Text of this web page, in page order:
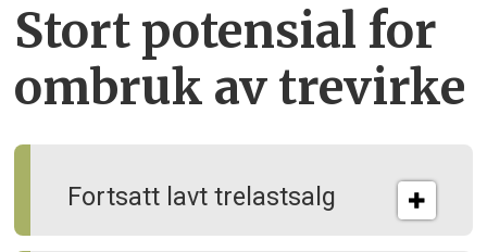
Stort potensial for
ombruk av tre­virke
Fortsatt lavt trelastsalg